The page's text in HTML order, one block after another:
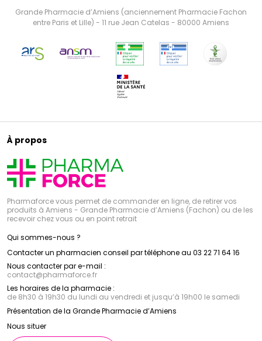
Grande Pharmacie d’Amiens (anciennement Pharmacie Fachon
entre Paris et Lille) - 11 rue Jean Catelas - 80000 Amiens
À propos
Pharmaforce vous permet de commander en ligne, de retirer vos
produits à Amiens - Grande Pharmacie d’Amiens (Fachon) ou de les
recevoir chez vous ou en point retrait
Qui sommes-nous ?
Contacter un pharmacien conseil par téléphone au 03 22 71 64 16
Nous contacter par e-mail :
contact@pharmaforce.fr
Les horaires de la pharmacie :
de 8h30 à 19h30 du lundi au vendredi et jusqu’à 19h00 le samedi
Présentation de la Grande Pharmacie d’Amiens
Nous situer